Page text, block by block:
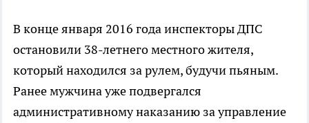
В конце января 2016 года инспекторы ДПС
остановили 38-летнего местного жителя,
который находился за рулем, будучи пьяным.
Ранее мужчина уже подвергался
административному наказанию за управление